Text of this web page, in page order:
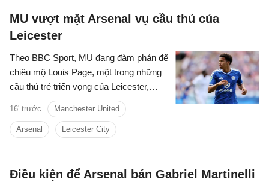
MU vượt mặt Arsenal vụ cầu thủ của
Leicester
Theo BBC Sport, MU đang đàm phán để
chiêu mộ Louis Page, một trong những
cầu thủ trẻ triển vọng của Leicester,
người cũng được Arsenal quan tâm.
16' trước Manchester United
Arsenal Leicester City
Điều kiện để Arsenal bán Gabriel Martinelli